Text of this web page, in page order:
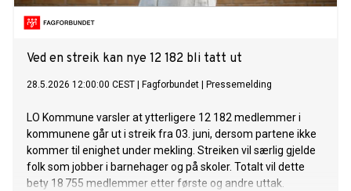
Ved en streik kan nye 12 182 bli tatt ut
28.5.2026 12:00:00 CEST Fagforbundet Pressemelding
LO Kommune varsler at ytterligere 12 182 medlemmer i
kommunene går ut i streik fra 03. juni, dersom partene ikke
kommer til enighet under mekling. Streiken vil særlig gjelde
folk som jobber i barnehager og på skoler. Totalt vil dette
bety 18 755 medlemmer etter første og andre uttak.